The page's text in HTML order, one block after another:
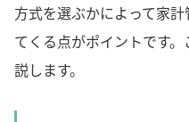
方式を選ぶかによって家
てくる点がポイントです
説します。